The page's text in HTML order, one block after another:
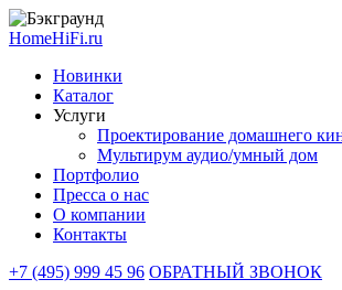
HomeHiFi.ru
Новинки
Каталог
Услуги
Проектирование домашнего
Мультирум аудио/умный дом
Портфолио
Пресса о нас
О компании
Контакты
+7 (495) 999 45 96 ОБРАТНЫЙ ЗВОНОК